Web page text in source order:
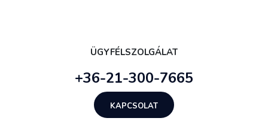
ÜGYFÉLSZOLGÁLAT
+36-21-300-7665
KAPCSOLAT